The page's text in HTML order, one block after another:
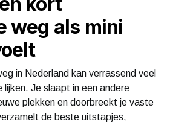
weg als mini
in Nederland kan verrassend veel
Je slaapt in een andere
plekken en doorbreekt je vaste
de beste uitstapjes,